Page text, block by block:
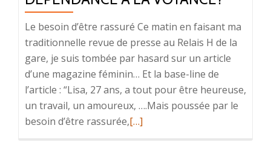
Le besoin d’être rassuré Ce matin en faisant ma
traditionnelle revue de presse au Relais H de la
gare, je suis tombée par hasard sur un article
d’une magazine féminin… Et la base-line de
l’article : “Lisa, 27 ans, a tout pour être heureuse,
un travail, un amoureux, ….Mais poussée par le
besoin d’être rassurée,En
[…]